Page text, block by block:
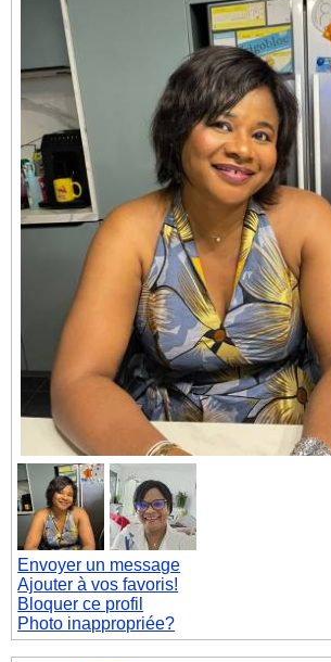
Envoyer un message
Ajouter à vos favoris!
Bloquer ce profil
Photo inappropriée?